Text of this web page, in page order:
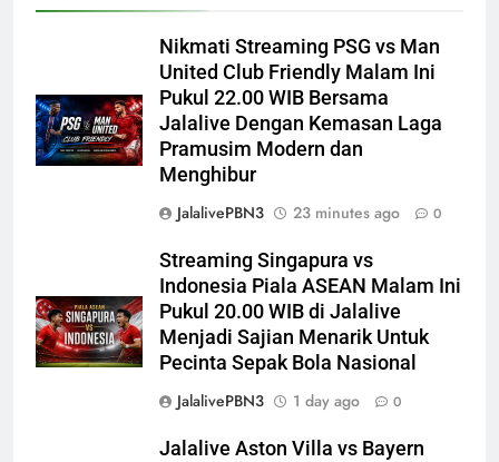
Nikmati Streaming PSG vs Man
United Club Friendly Malam Ini
Pukul 22.00 WIB Bersama
Jalalive Dengan Kemasan Laga
Pramusim Modern dan
Menghibur
JalalivePBN3
23 minutes ago 0
Streaming Singapura vs
Indonesia Piala ASEAN Malam Ini
Pukul 20.00 WIB di Jalalive
Menjadi Sajian Menarik Untuk
Pecinta Sepak Bola Nasional
JalalivePBN3
1 day ago 0
Jalalive Aston Villa vs Bayern